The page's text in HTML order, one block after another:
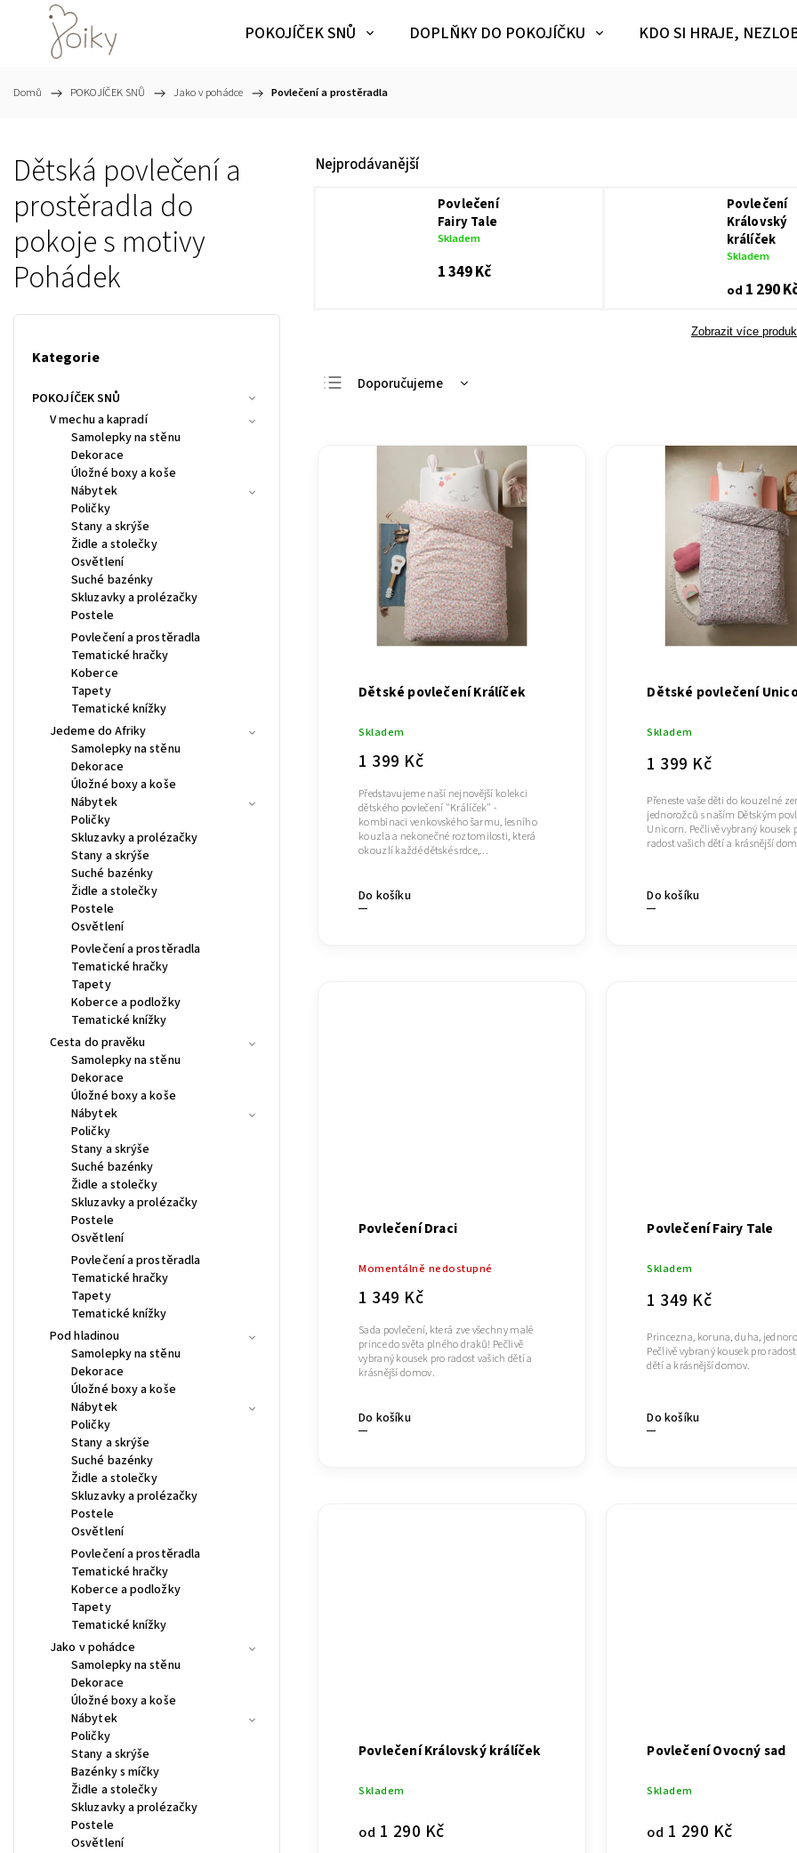
POKOJÍČEK SNŮ DOPLŇKY DO POKOJÍČKU KDO SI HRAJE,
Domů / POKOJÍČEK SNŮ / Jako v pohádce / Povlečení a prostěradla
Dětská povlečení a
prostěradla do
pokoje s motivy
Pohádek
Kategorie
POKOJÍČEK SNŮ
V mechu a kapradí
Samolepky na stěnu
Dekorace
Úložné boxy a koše
Nábytek
Poličky
Stany a skrýše
Židle a stolečky
Osvětlení
Suché bazénky
Skluzavky a prolézačky
Postele
Povlečení a prostěradla
Tematické hračky
Koberce
Tapety
Tematické knížky
Jedeme do Afriky
Samolepky na stěnu
Dekorace
Úložné boxy a koše
Nábytek
Poličky
Skluzavky a prolézačky
Stany a skrýše
Suché bazénky
Židle a stolečky
Postele
Osvětlení
Povlečení a prostěradla
Tematické hračky
Tapety
Koberce a podložky
Tematické knížky
Cesta do pravěku
Samolepky na stěnu
Dekorace
Úložné boxy a koše
Nábytek
Poličky
Stany a skrýše
Suché bazénky
Židle a stolečky
Skluzavky a prolézačky
Postele
Osvětlení
Povlečení a prostěradla
Tematické hračky
Tapety
Tematické knížky
Pod hladinou
Samolepky na stěnu
Dekorace
Úložné boxy a koše
Nábytek
Poličky
Stany a skrýše
Suché bazénky
Židle a stolečky
Skluzavky a prolézačky
Postele
Osvětlení
Povlečení a prostěradla
Tematické hračky
Koberce a podložky
Tapety
Tematické knížky
Jako v pohádce
Samolepky na stěnu
Dekorace
Úložné boxy a koše
Nábytek
Poličky
Stany a skrýše
Bazénky s míčky
Židle a stolečky
Skluzavky a prolézačky
Postele
Osvětlení
Nejprodávanější
Povlečení
Fairy Tale
Skladem
1 349 Kč
Povlečení
Královský
králíček
Skladem
od 1 290
Zobrazit více
Doporučujeme
Nejprodávanější
Abecedně
Dětské povlečení Králíček
Skladem
1 399 Kč
Do košíku
Představujeme naší nejnovější kolekci
dětského povlečení "Králíček" -
kombinaci venkovského šarmu, lesního
kouzla a nekonečné roztomilosti, která
okouzlí každé dětské srdce,...
Dětské povlečení
Skladem
1 399 Kč
Do košíku
Přeneste vaše děti do kouzelné
jednorožců s naším Dětským
Unicorn. Pečlivě vybraný kousek
radost vašich dětí a krásnější
Povlečení Draci
Momentálně nedostupné
1 349 Kč
Do košíku
Sada povlečení, která zve všechny malé
prince do světa plného draků! Pečlivě
vybraný kousek pro radost vašich dětí a
krásnější domov.
Povlečení Fairy Tale
Skladem
1 349 Kč
Do košíku
Princezna, koruna, duha,
Pečlivě vybraný kousek pro
dětí a krásnější domov.
Povlečení Královský králíček
Skladem
od 1 290 Kč
Povlečení Ovocný sad
Skladem
od 1 290 Kč